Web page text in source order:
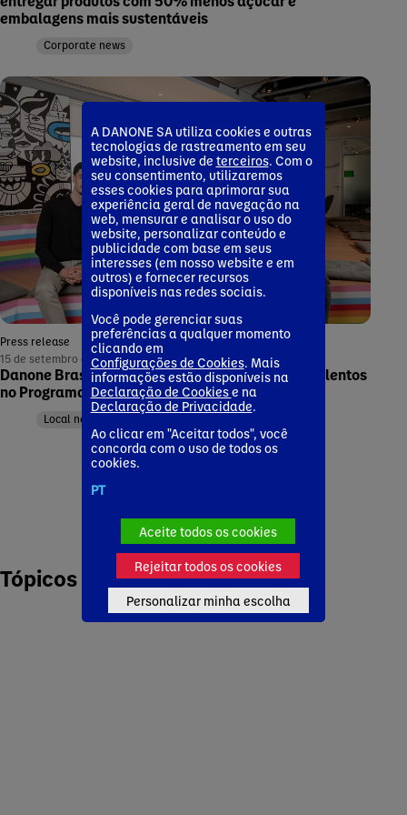
embalagens mais sustentáveis
Corporate news
Press release
15 de setembro de 2025
Danone Brasil abre oportunidades para jovens talentos
no Programa de Estágio 2026
Local news
Tópicos populares
A DANONE SA utiliza cookies e outras
tecnologias de rastreamento em seu
website, inclusive de terceiros . Com o
seu consentimento, utilizaremos
esses cookies para aprimorar sua
experiência geral de navegação na
web, mensurar e analisar o uso do
website, personalizar conteúdo e
publicidade com base em seus
interesses (em nosso website e em
outros) e fornecer recursos
disponíveis nas redes sociais.
Você pode gerenciar suas
preferências a qualquer momento
clicando em
Configurações de Cookies . Mais
informações estão disponíveis na
Declaração de Cookiese na
Declaração de Privacidade
Ao clicar em "Aceitar todos", você
concorda com o uso de todos os
cookies.
PT
Aceite todos os cookies
Rejeitar todos os cookies
Personalizar minha escolha